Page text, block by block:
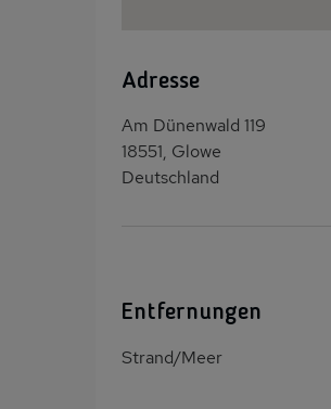
Adresse
Am Dünenwald 119
18551, Glowe
Deutschland
Entfernungen
Strand/Meer